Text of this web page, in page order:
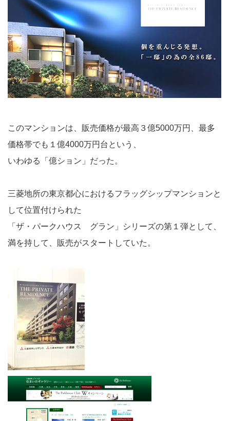
このマンションは、販売価格が最高３億5000万円、最多
価格帯でも１億4000万円台という、
いわゆる「億ション」だった。
三菱地所の東京都心におけるフラッグシップマンションと
して位置付けられた
「ザ・パークハウス グラン」シリーズの第１弾として、
満を持して、販売がスタートしていた。